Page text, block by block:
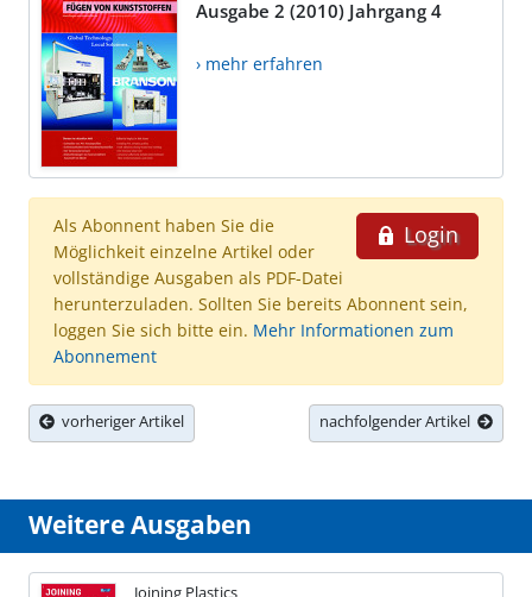
Ausgabe 2 (2010) Jahrgang 4
› mehr erfahren
Login
Als Abonnent haben Sie die
Möglichkeit einzelne Artikel oder
vollständige Ausgaben als PDF-Datei
herunterzuladen. Sollten Sie bereits Abonnent sein,
loggen Sie sich bitte ein. Mehr Informationen zum
Abonnement
vorheriger Artikel nachfolgender Artikel
Weitere Ausgaben
Joining Plastics